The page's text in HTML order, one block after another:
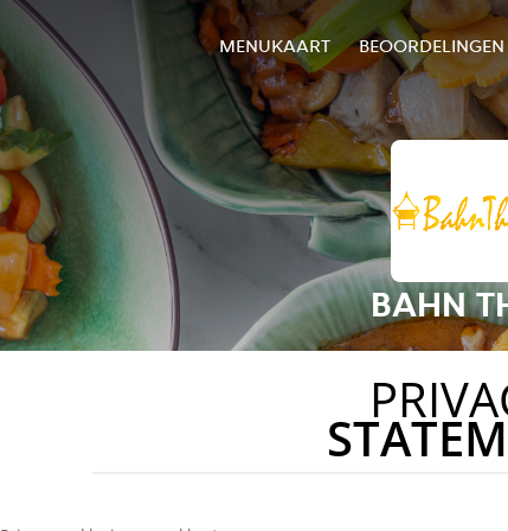
MENUKAART BEOORDELINGEN
BAHN